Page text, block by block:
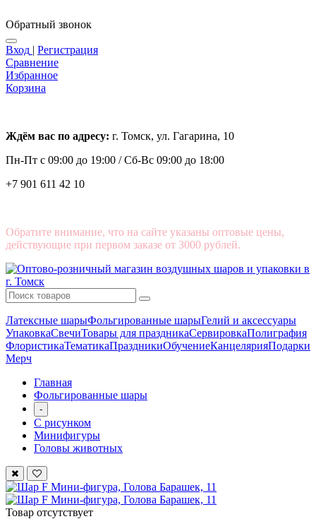
Обратный звонок
Вход | Регистрация
Сравнение
Избранное
Корзина
Ждём вас по адресу: г. Томск, ул. Гагарина, 10
Пн-Пт с 09:00 до 19:00 /Сб-Вс 09:00 до 18:00
+7 901 611 42 10
Обратите внимание, что на сайте указаны оптовые цены,
действующие при первом заказе от 3000 рублей.
Латексные шарыФольгированные шарыГелий и аксессуары
УпаковкаСвечиТовары для праздникаСервировкаПолиграфия
ФлористикаТематикаПраздникиОбучениеКанцелярияПодарки
Мерч
Главная
Фольгированные шары
-
С рисунком
Минифигуры
Головы животных
Товар отсутствует